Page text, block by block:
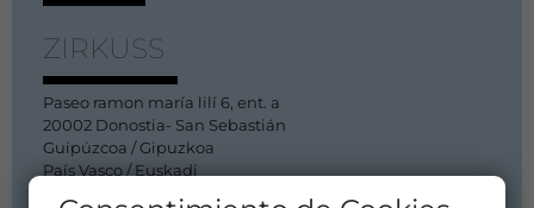
ZIRKUSS
Paseo ramon maría lilí 6, ent. a
20002 Donostia- San Sebastián
Guipúzcoa / Gipuzkoa
País Vasco / Euskadi